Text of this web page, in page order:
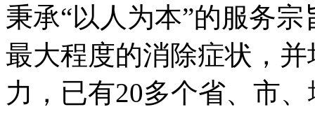
秉承“以人为本”的服务
最大程度的消除症状，
力，已有20多个省、市